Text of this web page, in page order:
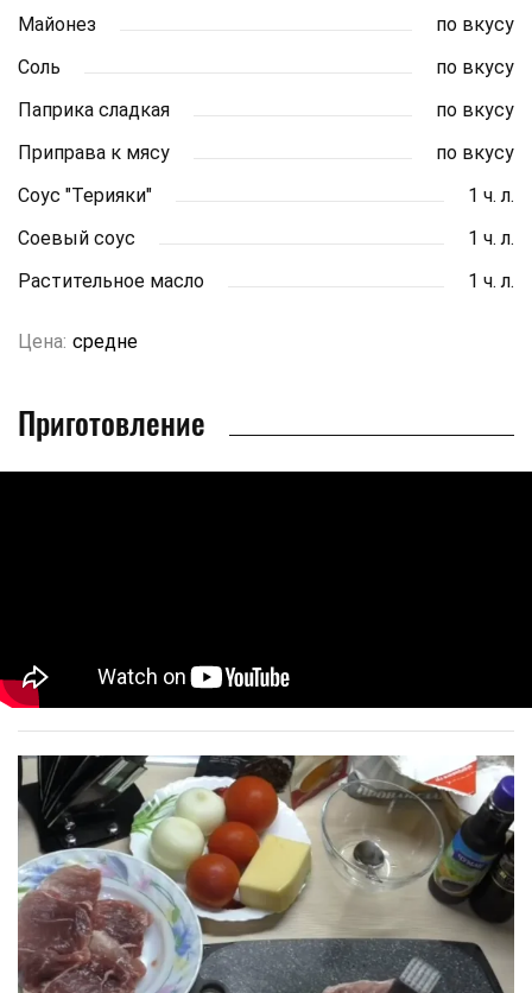
Майонез
по вкусу
Соль
по вкусу
Паприка сладкая
по вкусу
Приправа к мясу
по вкусу
Соус "Терияки"
1 ч. л.
Соевый соус
1 ч. л.
Растительное масло
1 ч. л.
Цена: средне
Приготовление